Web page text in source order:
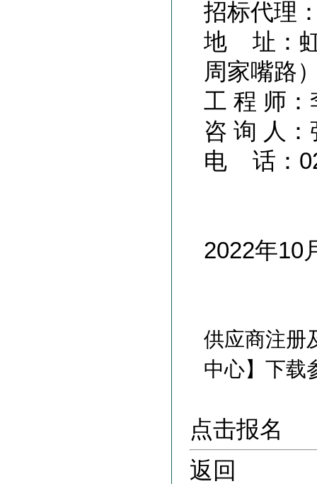
招标代理
地 址：虹
周家嘴路
工 程 师：
咨 询 人：
电 话：
2022年10
供应商注册
中心】下载
点击报名
返回